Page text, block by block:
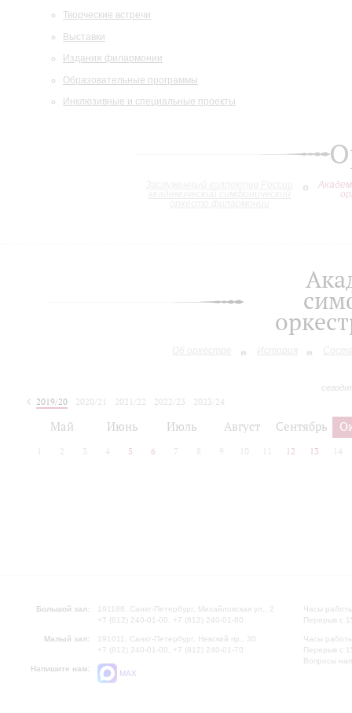
Творческие встречи
Выставки
Издания филармонии
Образовательные программы
Инклюзивные и специальные проекты
Об оркестре История
2019/20 2020/21 2021/22 2022/23
2023/24
Май Июнь Июль Август Сентябрь
2 3 4 5 6 7 8 9 10 12 13 14
Большой зал:
191186, Санкт-Петербург, Михайловская ул., 2
+7 (812) 240-01-00, +7 (812) 240-01-80
Малый зал:
191011, Санкт-Петербург, Невский пр., 30
+7 (812) 240-01-00, +7 (812) 240-01-70
Напишите нам:
MAX
Часы
Перерыв с
Часы
Перерыв с
Вопросы